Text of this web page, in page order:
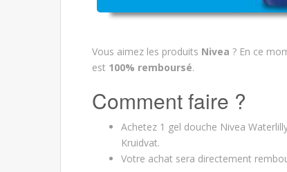
Vous aimez les produits Nivea ? En ce
est 100% remboursé.
Comment faire ?
Achetez 1 gel douche Nivea
Kruidvat.
Votre achat sera directement